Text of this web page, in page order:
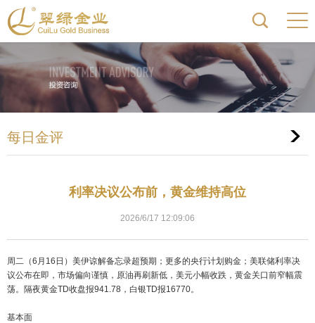
每日金评
利率决议公布前，黄金维持高位
2026/6/17 12:09:06
周二（6月16日）美伊谅解备忘录超预期；更多的央行计划购金；美联储利率决
议公布在即，市场偏向谨慎，原油再刷新低，美元小幅收跌，黄金关口前窄幅震
荡。隔夜黄金TD收盘报941.78，白银TD报16770。
基本面